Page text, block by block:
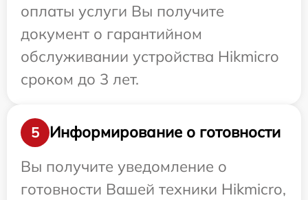
оплаты услуги Вы получите
документ о гарантийном
обслуживании устройства Hikmicro
сроком до 3 лет.
5
Информирование о готовности
Вы получите уведомление о
готовности Вашей техники Hikmicro,